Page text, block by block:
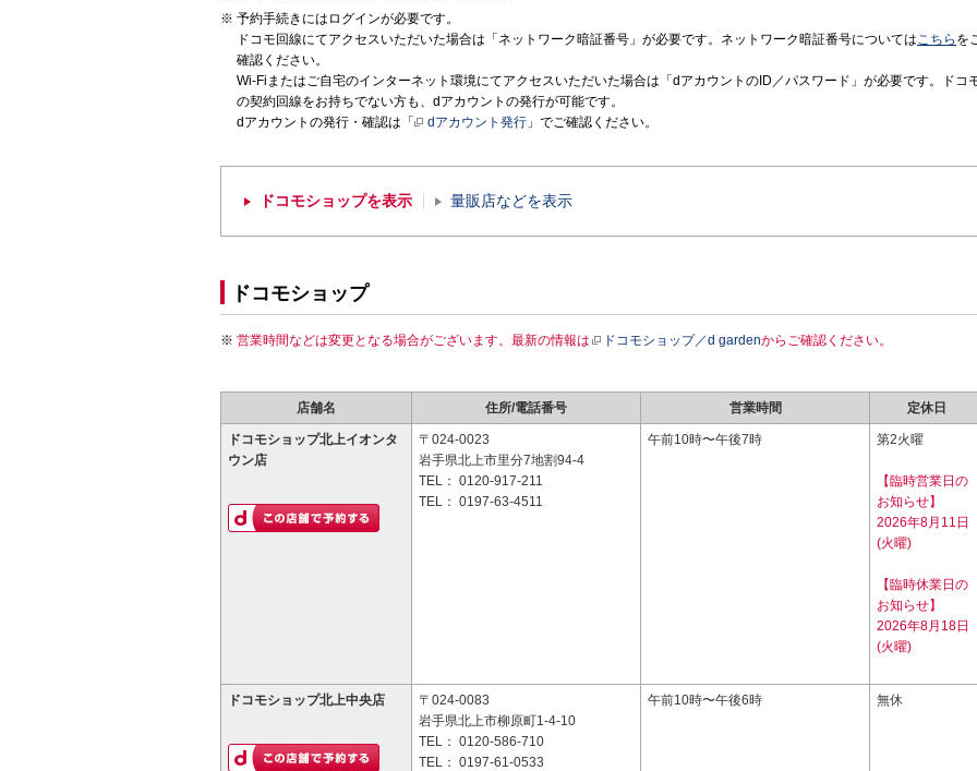
予約手続きにはログインが必要です。
ドコモ回線にてアクセスいただいた場合は「ネットワーク暗証番号」が必要です。ネットワーク暗証番号についてはこちら を
確認ください。
Wi-Fiまたはご自宅のインターネット環境にてアクセスいただいた場合は「dアカウントのID／パスワード」が必要です。ドコ
の契約回線をお持ちでない方も、dアカウントの発行が可能です。
dアカウントの発行・確認は「
dアカウント発行 」でご確認ください。
ドコモショップを表示 量販店などを表示
ドコモショップ
営業時間などは変更となる場合がございます。最新の情報は ドコモショップ／d gardenからご確認ください。
店舗名 住所/電話番号 営業時間 定休日
ドコモショップ北上イオンタ
ウン店
〒024-0023
岩手県北上市里分7地割94-4
TEL： 0120-917-211
TEL： 0197-63-4511
午前10時〜午後7時 第2火曜
【臨時営業日の
お知らせ】
2026年8月11日
(火曜)
【臨時休業日の
お知らせ】
2026年8月18日
(火曜)
ドコモショップ北上中央店
〒024-0083
岩手県北上市柳原町1-4-10
TEL： 0120-586-710
TEL： 0197-61-0533
午前10時〜午後6時 無休